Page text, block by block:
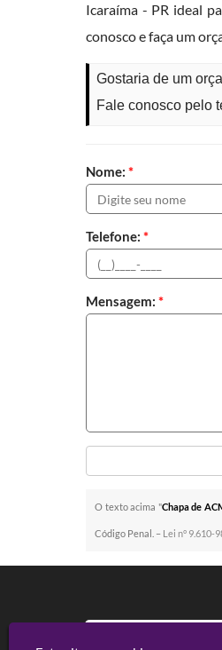
Icaraíma - PR ideal
conosco e faça um
Gostaria de um
Fale conosco pelo
Nome:*
Telefone:*
Mensagem:*
O texto acima "Chapa de
Código Penal. – Lei n° 9.610-